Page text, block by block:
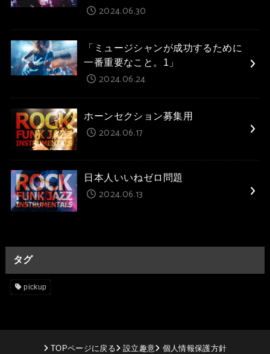
2024.06.30
「ミュージシャンが成功するために
一番重要なこと。1」
2024.06.24
ホーンセクション募集用
2024.06.17
日本人いいねゼロ問題
2024.06.13
タグ
pickup
TOPページに戻る 設立趣意 個人情報保護方針